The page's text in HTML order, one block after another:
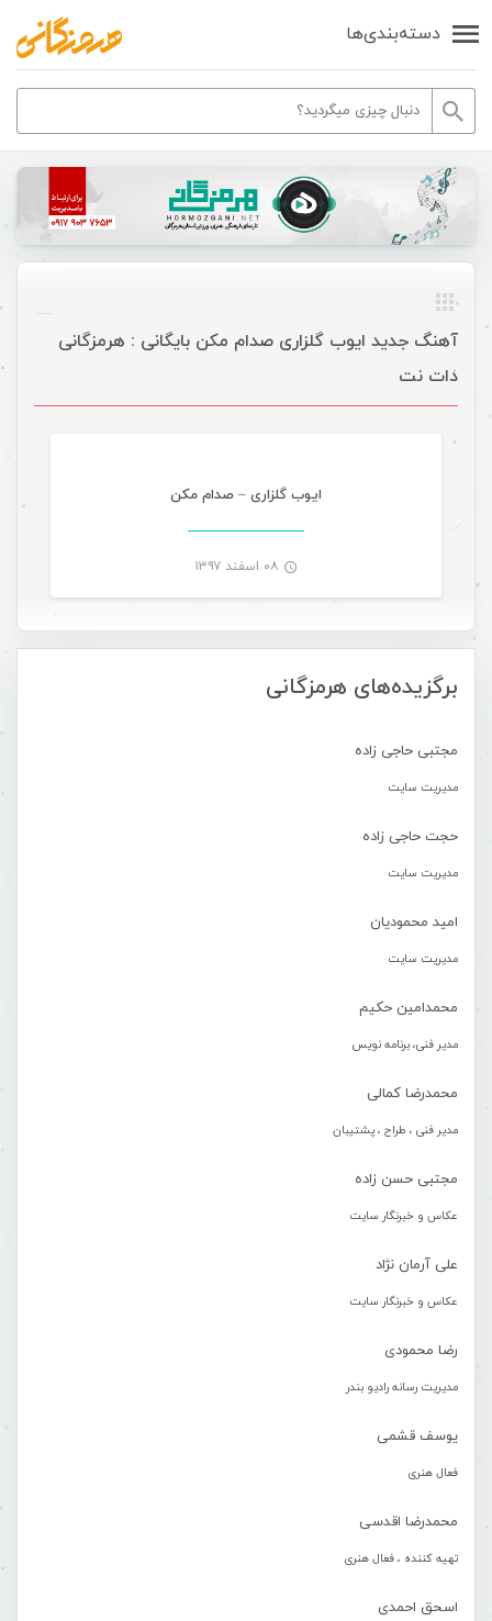
دسته‌بندی‌ها
برگزیده‌های هرمزگانی
مجتبی حاجی زاده
مدیریت سایت
حجت حاجی زاده
مدیریت سایت
امید محمودیان
مدیریت سایت
محمدامین حکیم
مدیر فنی، برنامه نویس
محمدرضا کمالی
مدیر فنی ، طراح ، پشتیبان
مجتبی حسن زاده
عکاس و خبرنگار سایت
علی آرمان نژاد
عکاس و خبرنگار سایت
رضا محمودی
مدیریت رسانه رادیو بندر
یوسف قشمی
فعال هنری
محمدرضا اقدسی
تهیه کننده ، فعال هنری
اسحق احمدی
آهنگ جدید ایوب گلزاری صدام مکن بایگانی : هرمزگانی
دات نت
ایوب گلزاری – صدام مکن
۰۸ اسفند ۱۳۹۷